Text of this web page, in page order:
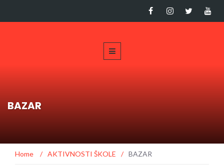
BAZAR
Home / AKTIVNOSTI ŠKOLE / BAZAR